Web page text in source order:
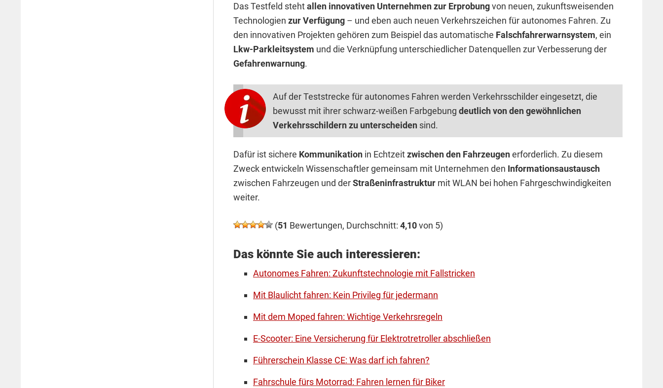
Das Testfeld stehtallen innovativen Unternehmen zur Erprobungvon neuen, zukunftsweisenden
Technologien zur Verfügung – und eben auch neuen Verkehrszeichen für autonomes Fahren. Zu
den innovativen Projekten gehören zum Beispiel das automatische Falschfahrerwarnsystem, ein
Lkw-Parkleitsystem und die Verknüpfung unterschiedlicher Datenquellen zur Verbesserung der
Gefahrenwarnung.
Auf der Teststrecke für autonomes Fahren werden Verkehrsschilder eingesetzt, die
bewusst mit ihrer schwarz-weißen Farbgebung deutlich von den gewöhnlichen
Verkehrsschildern zu unterscheiden sind.
Dafür ist sichere Kommunikation in Echtzeitzwischen den Fahrzeugenerforderlich. Zu diesem
Zweck entwickeln Wissenschaftler gemeinsam mit Unternehmen den Informationsaustausch
zwischen Fahrzeugen und derStraßeninfrastruktur mit WLAN bei hohen Fahrgeschwindigkeiten
weiter.
(51 Bewertungen, Durchschnitt: 4,10von 5)
Das könnte Sie auch interessieren:
Autonomes Fahren: Zukunftstechnologie mit Fallstricken
Mit Blaulicht fahren: Kein Privileg für jedermann
Mit dem Moped fahren: Wichtige Verkehrsregeln
E-Scooter: Eine Versicherung für Elektrotretroller abschließen
Führerschein Klasse CE: Was darf ich fahren?
Fahrschule fürs Motorrad: Fahren lernen für Biker